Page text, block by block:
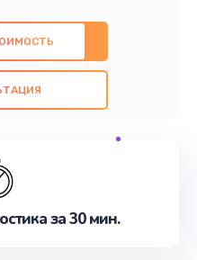
ремонт с
компонентов, а
всех
цель - предоставить
их потребности
записаться на
за 30 мин.